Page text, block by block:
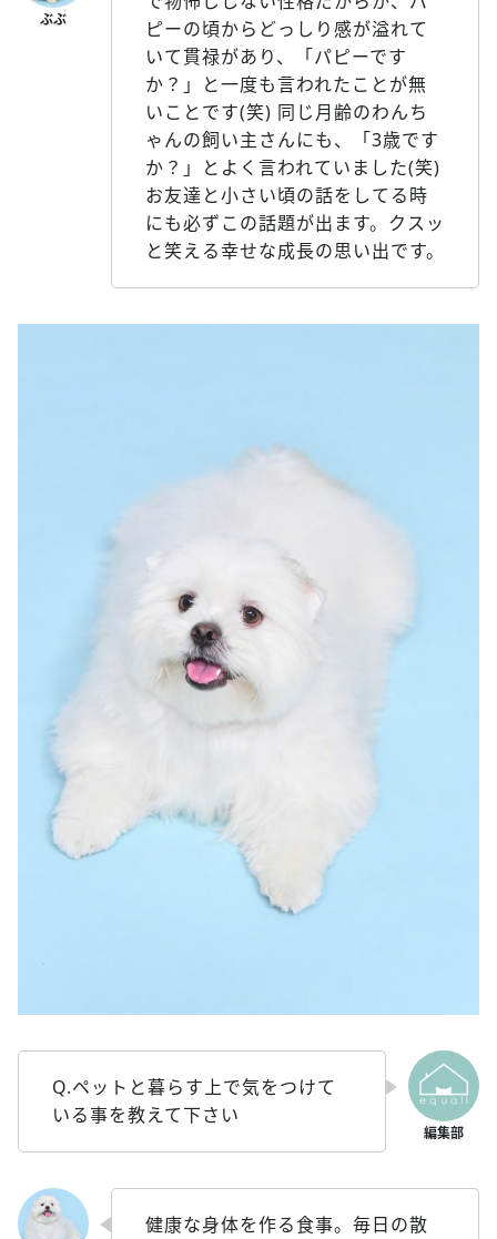
ピーの頃からどっしり感が溢れて
いて貫禄があり、「パピーです
か？」と一度も言われたことが無
いことです(笑) 同じ月齢のわんち
ゃんの飼い主さんにも、「3歳です
か？」とよく言われていました(笑)
お友達と小さい頃の話をしてる時
にも必ずこの話題が出ます。クスッ
と笑える幸せな成長の思い出です。
Q.ペットと暮らす上で気をつけて
いる事を教えて下さい
健康な身体を作る食事。毎日の散